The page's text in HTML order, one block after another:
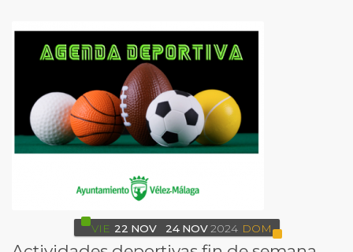
VIE 22 NOV 24 NOV 2024 DOM